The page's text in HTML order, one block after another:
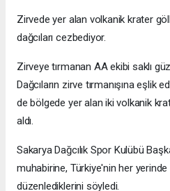
Zirvede yer alan volkanik krater
dağcıları cezbediyor.
Zirveye tırmanan AA ekibi saklı
Dağcıların zirve tırmanışına eşlik
de bölgede yer alan iki volkanik
aldı.
Sakarya Dağcılık Spor Kulübü
muhabirine, Türkiye'nin her yerinde
düzenlediklerini söyledi.